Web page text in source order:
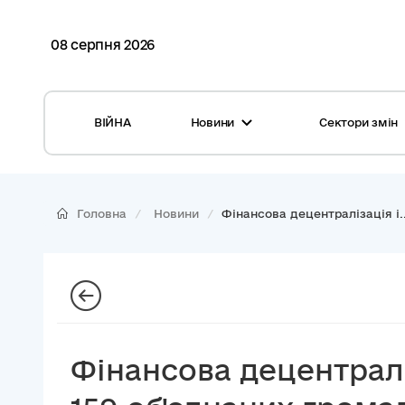
08 серпня 2026
ВІЙНА Новини
Глосарій
Репортажі з громад
Хмара тегів
Сектори змін
Медицина
Безпека
Головна Новини Фінансова децентралізація
Фінансова